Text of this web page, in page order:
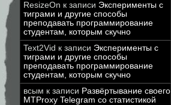
ResizeOn к записи Эксперименты с
тиграми и другие способы
преподавать программирование
студентам, которым скучно
Text2Vid к записи Эксперименты с
тиграми и другие способы
преподавать программирование
студентам, которым скучно
всым к записи Развёртывание своего
MTProxy Telegram со статистикой